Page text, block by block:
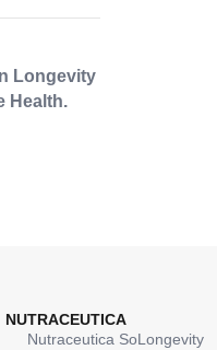
Longevity
Health.
NUTRACEUTICA
Nutraceutica SoLongevity